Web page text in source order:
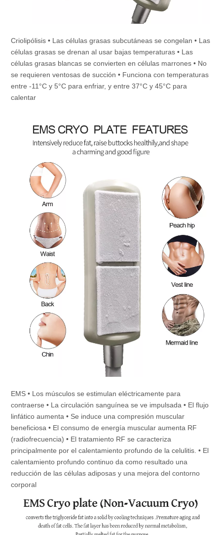
Criolipólisis • Las células grasas subcutáneas se congelan • Las
células grasas se drenan al usar bajas temperaturas • Las
células grasas blancas se convierten en células marrones • No
se requieren ventosas de succión • Funciona con temperaturas
entre -11°C y 5°C para enfriar, y entre 37°C y 45°C para
calentar
EMS • Los músculos se estimulan eléctricamente para
contraerse • La circulación sanguínea se ve impulsada • El flujo
linfático aumenta • Se induce una compresión muscular
beneficiosa • El consumo de energía muscular aumenta RF
(radiofrecuencia) • El tratamiento RF se caracteriza
principalmente por el calentamiento profundo de la celulitis. • El
calentamiento profundo continuo da como resultado una
reducción de las células adiposas y una mejora del contorno
corporal